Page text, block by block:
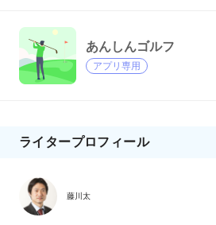
あんしんゴルフ
アプリ専用
ライタープロフィール
藤川太